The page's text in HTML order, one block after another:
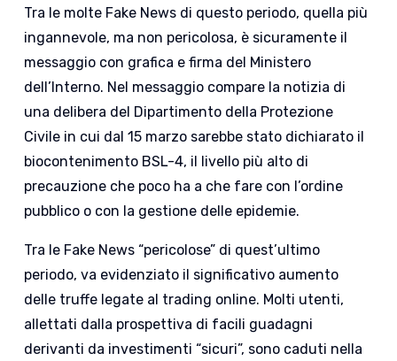
Tra le molte Fake News di questo periodo, quella più
ingannevole, ma non pericolosa, è sicuramente il
messaggio con grafica e firma del Ministero
dell’Interno. Nel messaggio compare la notizia di
una delibera del Dipartimento della Protezione
Civile in cui dal 15 marzo sarebbe stato dichiarato il
biocontenimento BSL-4, il livello più alto di
precauzione che poco ha a che fare con l’ordine
pubblico o con la gestione delle epidemie.
Tra le Fake News “pericolose” di quest’ultimo
periodo, va evidenziato il significativo aumento
delle truffe legate al trading online. Molti utenti,
allettati dalla prospettiva di facili guadagni
derivanti da investimenti “sicuri”, sono caduti nella